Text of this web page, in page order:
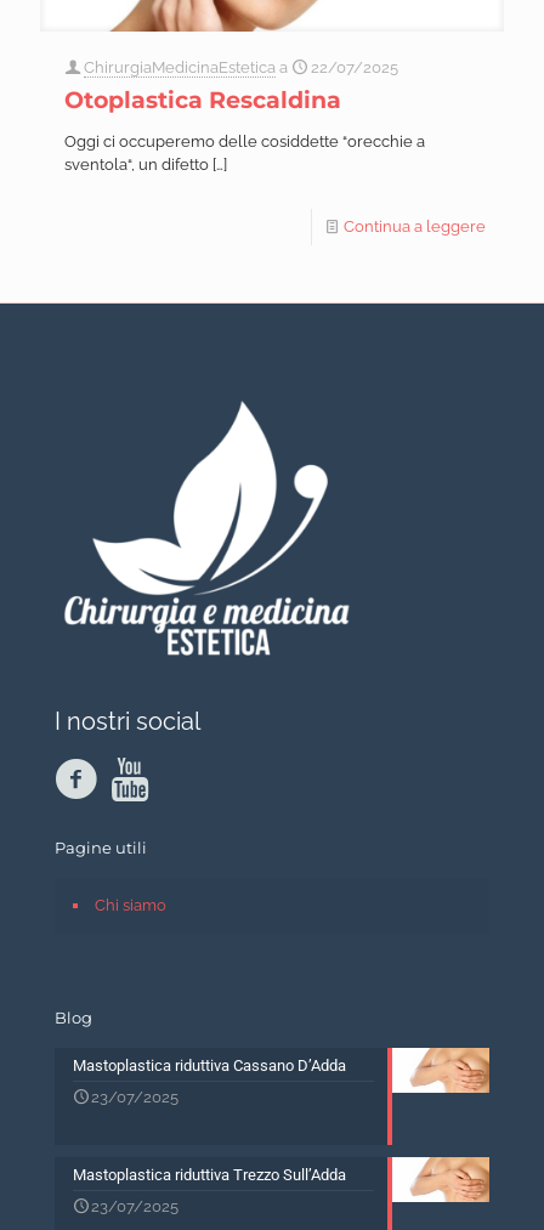
ChirurgiaMedicinaEstetica a 22/07/2025
Otoplastica Rescaldina
Oggi ci occuperemo delle cosiddette “orecchie a
sventola“, un difetto […]
Continua a leggere
I nostri social
Pagine utili
Chi siamo
Blog
Mastoplastica riduttiva Cassano D’Adda
23/07/2025
Mastoplastica riduttiva Trezzo Sull’Adda
23/07/2025